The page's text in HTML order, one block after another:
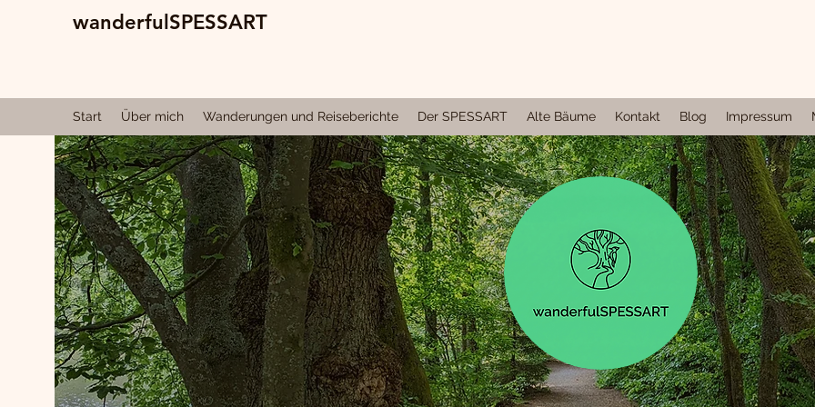
wanderfulSPESSART
Start Über mich Wanderungen und Reiseberichte Der SPESSART Alte Bäume Kontakt Blog Impressum